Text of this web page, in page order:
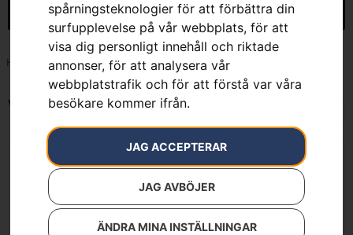
spårningsteknologier för att förbättra din
surfupplevelse på vår webbplats, för att
visa dig personligt innehåll och riktade
annonser, för att analysera vår
webbplatstrafik och för att förstå var våra
besökare kommer ifrån.
JAG ACCEPTERAR
JAG AVBÖJER
ÄNDRA MINA INSTÄLLNINGAR
Hem E35B
Visar alla 3 resultat